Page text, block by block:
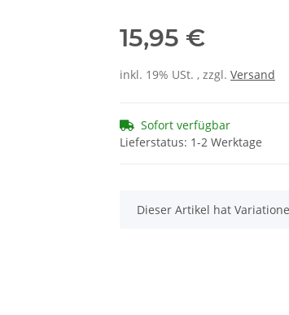
15,95 €
inkl. 19% USt. , zzgl. Versand
Sofort verfügbar
Lieferstatus: 1-2 Werktage
x
Dieser Artikel hat